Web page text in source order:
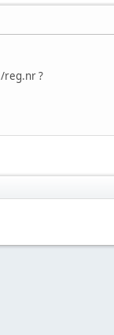
/reg.nr ?